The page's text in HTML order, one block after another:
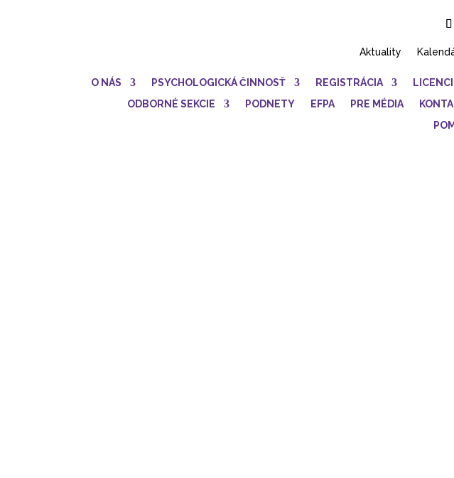
Aktuality
O NÁS PSYCHOLOGICKÁ ČINNOSŤ REGISTRÁCIA
ODBORNÉ SEKCIE
PODNETY EFPA PRE MÉDIA